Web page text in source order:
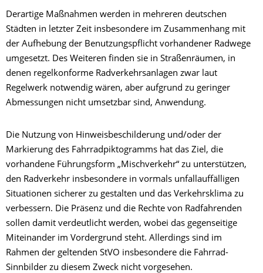
Derartige Maßnahmen werden in mehreren deutschen
Städten in letzter Zeit insbesondere im Zusammenhang mit
der Aufhebung der Benutzungspflicht vorhandener Radwege
umgesetzt. Des Weiteren finden sie in Straßenräumen, in
denen regelkonforme Radverkehrsanlagen zwar laut
Regelwerk notwendig wären, aber aufgrund zu geringer
Abmessungen nicht umsetzbar sind, Anwendung.
Die Nutzung von Hinweisbeschilderung und/oder der
Markierung des Fahrradpiktogramms hat das Ziel, die
vorhandene Führungsform „Mischverkehr“ zu unterstützen,
den Radverkehr insbesondere in vormals unfallauffälligen
Situationen sicherer zu gestalten und das Verkehrsklima zu
verbessern. Die Präsenz und die Rechte von Radfahrenden
sollen damit verdeutlicht werden, wobei das gegenseitige
Miteinander im Vordergrund steht. Allerdings sind im
Rahmen der geltenden StVO insbesondere die Fahrrad-
Sinnbilder zu diesem Zweck nicht vorgesehen.